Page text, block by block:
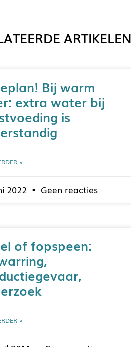
ARTIKELEN
Bij warm
extra water bij
is
»
2022 Geen reacties
of fopspeen:
»